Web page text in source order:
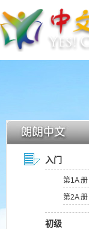
入门
第1A 册
第2A 册
初级